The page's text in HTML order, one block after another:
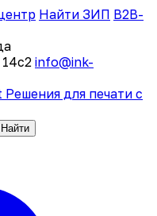
Найти ЗИП B2B-
info@ink-
Решения для печати с
Найти